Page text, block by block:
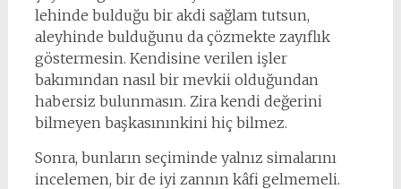
lehinde bulduğu bir akdi sağlam tutsun,
aleyhinde bulduğunu da çözmekte zayıflık
göstermesin. Kendisine verilen işler
bakımından nasıl bir mevkii olduğundan
habersiz bulunmasın. Zira kendi değerini
bilmeyen başkasınınkini hiç bilmez.
Sonra, bunların seçiminde yalnız simalarını
incelemen, bir de iyi zannın kâfi gelmemeli.